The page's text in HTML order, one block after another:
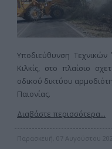
Υποδιεύθυνση Τεχνικών
Κιλκίς, στο πλαίσιο
οδικού δικτύου
Παιονίας.
Διαβάστε περισσότερα...
Παρασκευή, 07 Αυγούστου